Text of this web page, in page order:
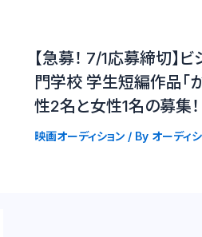
【急募！ 7/1応募締切】
門学校 学生短編作品「か
性2名と女性1名の募集！
映画オーディション/ By オーディ